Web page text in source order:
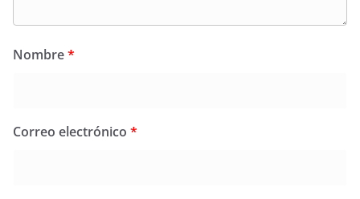
Nombre*
Correo electrónico *